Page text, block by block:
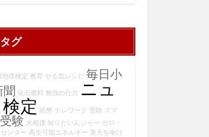
グ
地理検定 教育 やる気レシピ 毎日小
聞 化石燃料 勉強の仕方 ニュ
定 紙幣 テレワーク 受験 スマ
験 大相撲 知りたいんジャー ゼロ・
ンター 再生可能エネルギー 青天を衝け